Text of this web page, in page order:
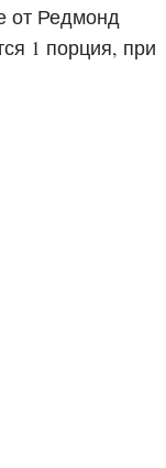
от Редмонд
1 порция, при